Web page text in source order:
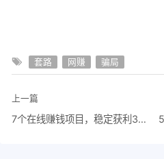
套路 网赚 骗局
上一篇
7个在线赚钱项目，稳定获利3000，总有一个适合您